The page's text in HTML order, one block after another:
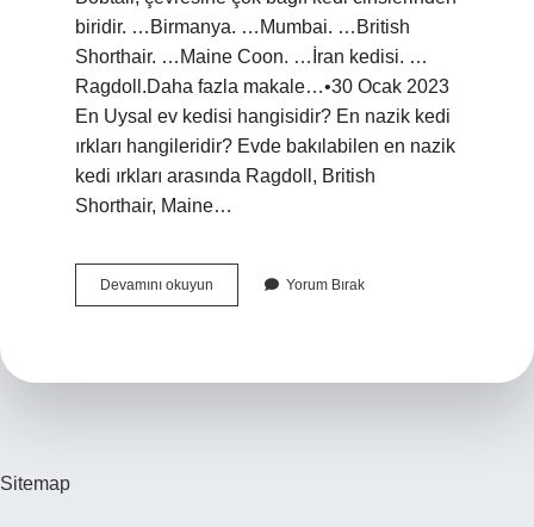
biridir. …Birmanya. …Mumbai. …British
Shorthair. …Maine Coon. …İran kedisi. …
Ragdoll.Daha fazla makale…•30 Ocak 2023
En Uysal ev kedisi hangisidir? En nazik kedi
ırkları hangileridir? Evde bakılabilen en nazik
kedi ırkları arasında Ragdoll, British
Shorthair, Maine…
Devamını okuyun
Kedi
Yorum Bırak
Sitemap